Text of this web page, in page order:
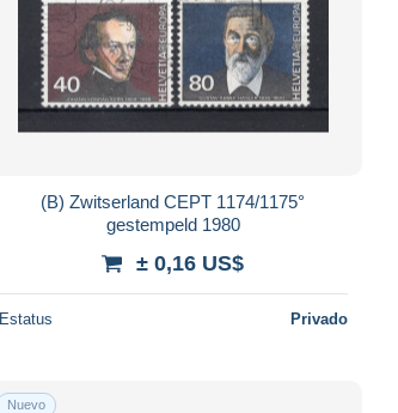
(B) Zwitserland CEPT 1174/1175°
gestempeld 1980
± 0,16 US$
Estatus Privado
Nuevo